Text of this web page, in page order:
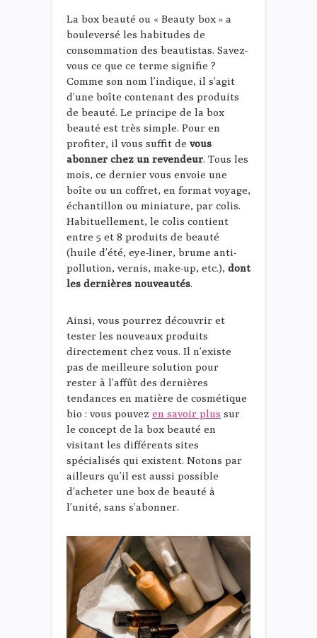
La box beauté ou « Beauty box » a
bouleversé les habitudes de
consommation des beautistas. Savez-
vous ce que ce terme signifie ?
Comme son nom l’indique, il s’agit
d’une boîte contenant des produits
de beauté. Le principe de la box
beauté est très simple. Pour en
profiter, il vous suffit de vous
abonner chez un revendeur. Tous les
mois, ce dernier vous envoie une
boîte ou un coffret, en format voyage,
échantillon ou miniature, par colis.
Habituellement, le colis contient
entre 5 et 8 produits de beauté
(huile d’été, eye-liner, brume anti-
pollution, vernis, make-up, etc.), dont
les dernières nouveautés.
Ainsi, vous pourrez découvrir et
tester les nouveaux produits
directement chez vous. Il n’existe
pas de meilleure solution pour
rester à l’affût des dernières
tendances en matière de cosmétique
bio : vous pouvez en savoir plus sur
le concept de la box beauté en
visitant les différents sites
spécialisés qui existent. Notons par
ailleurs qu’il est aussi possible
d’acheter une box de beauté à
l’unité, sans s’abonner.